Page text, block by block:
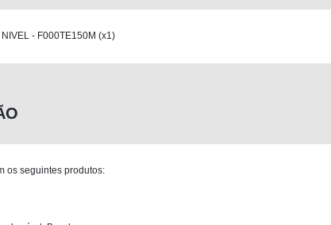
- F000TE150M (x1)
os seguintes produtos: